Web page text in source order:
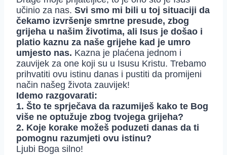
učinio za nas. Svi smo mi bili u toj situaciji da
čekamo izvršenje smrtne presude, zbog
grijeha u našim životima, ali Isus je došao i
platio kaznu za naše grijehe kad je umro
umjesto nas. Kazna je plaćena jednom i
zauvijek za one koji su u Isusu Kristu. Trebamo
prihvatiti ovu istinu danas i pustiti da promijeni
način našeg života zauvijek!
Idemo razgovarati:
1. Što te sprječava da razumiješ kako te Bog
više ne optužuje zbog tvojega grijeha?
2. Koje korake možeš poduzeti danas da ti
pomognu razumjeti ovu istinu?
Ljubi Boga silno!